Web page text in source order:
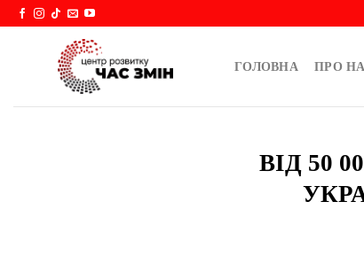
Skip
ГОЛОВНА ПРО
ВІД 50